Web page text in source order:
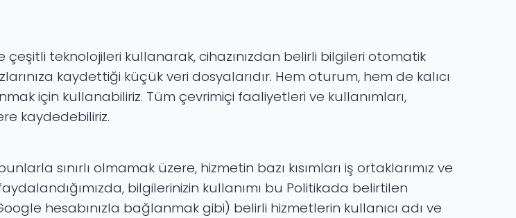
teknolojileri kullanarak, cihazınızdan belirli bilgileri otomatik
kaydettiği küçük veri dosyalarıdır. Hem oturum, hem de kalıcı
için kullanabiliriz. Tüm çevrimiçi faaliyetleri ve kullanımları,
kaydedebiliriz.
sınırlı olmamak üzere, hizmetin bazı kısımları iş ortaklarımız ve
bilgilerinizin kullanımı bu Politikada belirtilen
hesabınızla bağlanmak gibi) belirli hizmetlerin kullanıcı adı ve